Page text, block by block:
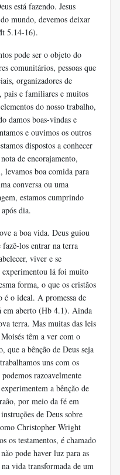
está fazendo. Jesus
mundo, devemos deixar
5.14-16).
pode ser o objeto do
comunitários, pessoas que
organizadores de
pais e familiares e muitos
do nosso trabalho,
damos boas-vindas e
e ouvimos os outros
dispostos a conhecer
de encorajamento,
boa comida para
conversa ou uma
estamos cumprindo
dia.
a boa vida. Deus guiou
los entrar na terra
viver e se
experimentou lá foi muito
forma, o que os cristãos
é o ideal. A promessa de
em aberto (Hb 4.1). Ainda
terra. Mas muitas das leis
têm a ver com o
a bênção de Deus seja
uns com os
razoavelmente
a bênção de
por meio da fé em
de Deus sobre
Christopher Wright
os testamentos, é chamado
pode haver luz para as
vida transformada de um